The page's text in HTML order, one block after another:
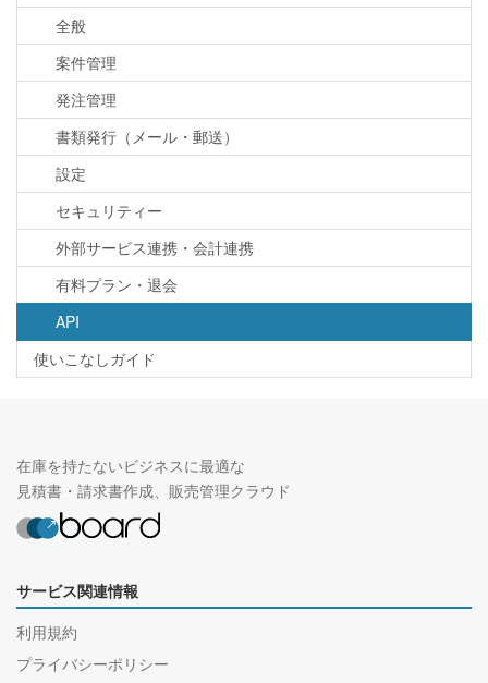
全般
案件管理
発注管理
書類発行（メール・郵送）
設定
セキュリティー
外部サービス連携・会計連携
有料プラン・退会
API
使いこなしガイド
在庫を持たないビジネスに最適な
見積書・請求書作成、販売管理クラウド
サービス関連情報
利用規約
プライバシーポリシー